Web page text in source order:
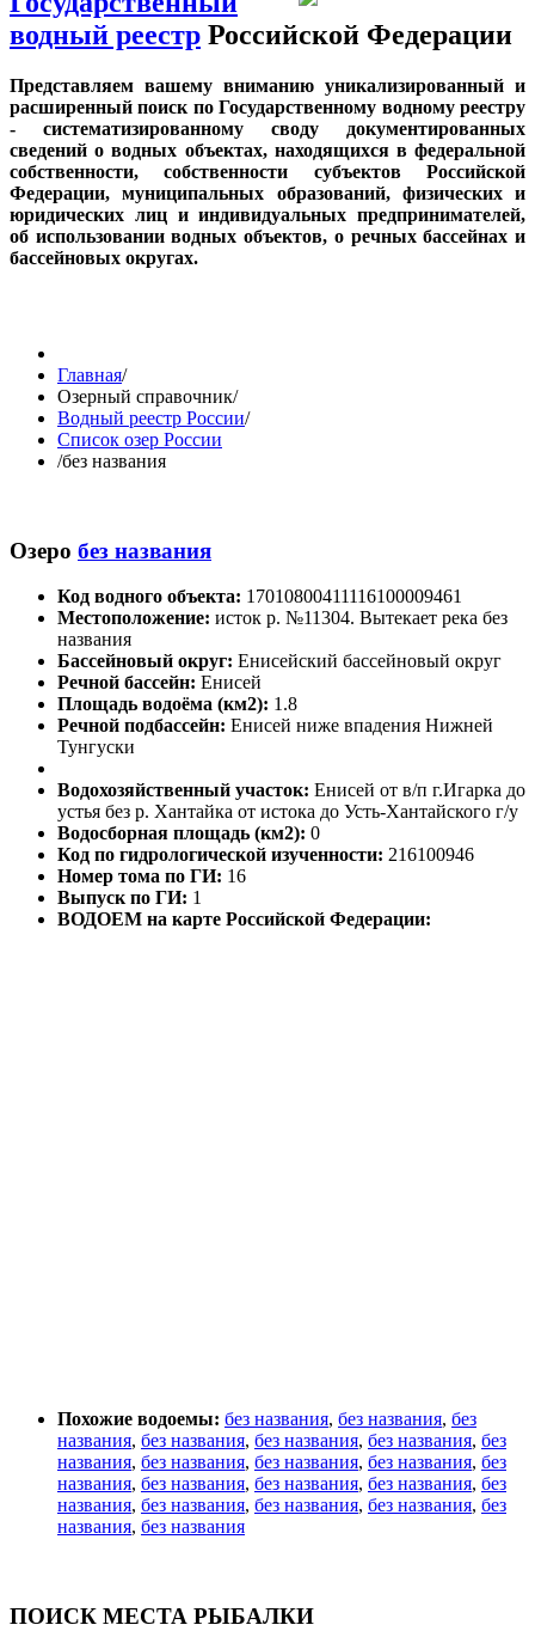
водный реестр Российской Федерации
Представляем вашему вниманию уникализированный и
расширенный поиск по Государственному водному реестру
- систематизированному своду документированных
сведений о водных объектах, находящихся в федеральной
собственности, собственности субъектов Российской
Федерации, муниципальных образований, физических и
юридических лиц и индивидуальных предпринимателей,
об использовании водных объектов, о речных бассейнах и
бассейновых округах.
Главная/
Озерный справочник/
Водный реестр России/
Список озер России
/без названия
Озеро без названия
Код водного объекта: 17010800411116100009461
Местоположение: исток р. №11304. Вытекает река без
названия
Бассейновый округ: Енисейский бассейновый округ
Речной бассейн: Енисей
Площадь водоёма (км2): 1.8
Речной подбассейн: Енисей ниже впадения Нижней
Тунгуски
Водохозяйственный участок: Енисей от в/п г.Игарка до
устья без р. Хантайка от истока до Усть-Хантайского г/у
Водосборная площадь (км2): 0
Код по гидрологической изученности: 216100946
Номер тома по ГИ: 16
Выпуск по ГИ: 1
ВОДОЕМ на карте Российской Федерации:
Похожие водоемы: без названия, без названия, без
названия, без названия, без названия, без названия, без
названия, без названия, без названия, без названия, без
названия, без названия, без названия, без названия, без
названия, без названия, без названия, без названия, без
названия, без названия
ПОИСК МЕСТА РЫБАЛКИ